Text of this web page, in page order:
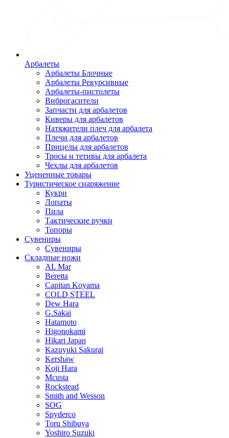
Арбалеты
Арбалеты Блочные
Арбалеты Рекурсивные
Арбалеты-пистолеты
Виброгасители
Запчасти для арбалетов
Киверы для арбалетов
Натяжители плеч для арбалета
Плечи для арбалетов
Прицелы для арбалетов
Тросы и тетивы для арбалета
Чехлы для арбалетов
Уцененные товары
Туристическое снаряжение
Кукри
Лопаты
Пила
Тактические ручки
Топоры
Сувениры
Сувениры
Складные ножи
AL Mar
Beretta
Capitan Koyama
COLD STEEL
Dew Hara
G.Sakai
Hatamoto
Higonokami
Hikari Japan
Kazuyuki Sakurai
Kershaw
Koji Hara
Mcusta
Rockstead
Smith and Wesson
SOG
Spyderco
Toru Shibuya
Yoshiro Suzuki